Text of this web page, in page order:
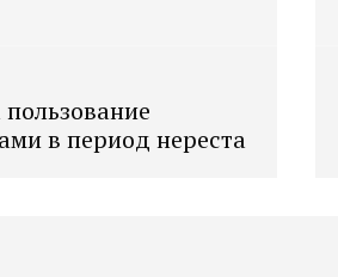
в период нереста